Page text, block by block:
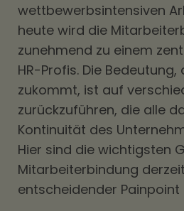
wettbewerbsintensiven
heute wird die
zunehmend zu einem
HR-Profis. Die
zukommt, ist auf
zurückzuführen, die alle
Kontinuität des
Hier sind die wichtigsten
Mitarbeiterbindung
entscheidender Painpoint